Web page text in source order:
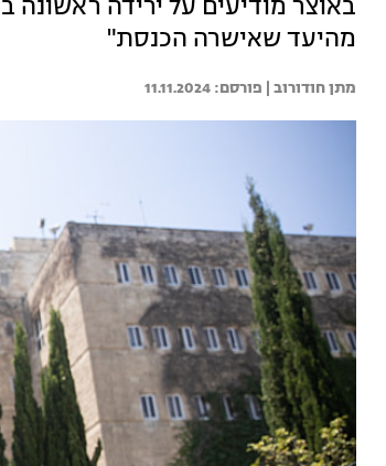
מהיעד שאישרה הכנסת"
מתן חודורוב | 11.11.2024